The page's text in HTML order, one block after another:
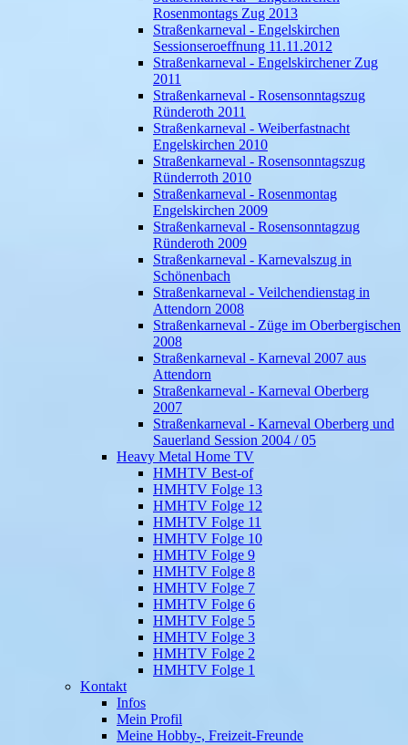
Rosenmontags Zug 2013
Straßenkarneval - Engelskirchen
Sessionseroeffnung 11.11.2012
Straßenkarneval - Engelskirchener Zug
2011
Straßenkarneval - Rosensonntagszug
Ründeroth 2011
Straßenkarneval - Weiberfastnacht
Engelskirchen 2010
Straßenkarneval - Rosensonntagszug
Ründerroth 2010
Straßenkarneval - Rosenmontag
Engelskirchen 2009
Straßenkarneval - Rosensonntagzug
Ründeroth 2009
Straßenkarneval - Karnevalszug in
Schönenbach
Straßenkarneval - Veilchendienstag in
Attendorn 2008
Straßenkarneval - Züge im Oberbergischen
2008
Straßenkarneval - Karneval 2007 aus
Attendorn
Straßenkarneval - Karneval Oberberg
2007
Straßenkarneval - Karneval Oberberg und
Sauerland Session 2004 / 05
Heavy Metal Home TV
HMHTV Best-of
HMHTV Folge 13
HMHTV Folge 12
HMHTV Folge 11
HMHTV Folge 10
HMHTV Folge 9
HMHTV Folge 8
HMHTV Folge 7
HMHTV Folge 6
HMHTV Folge 5
HMHTV Folge 3
HMHTV Folge 2
HMHTV Folge 1
Kontakt
Infos
Mein Profil
Meine Hobby-, Freizeit-Freunde